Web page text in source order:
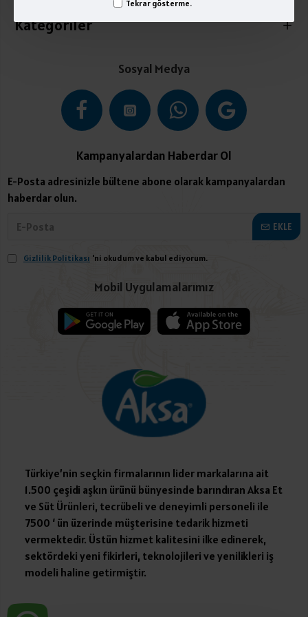
Tekrar gösterme.
Kategoriler
Sosyal Medya
Kampanyalardan Haberdar Ol
E-Posta adresinizle bültene abone olarak kampanyalardan
haberdar olun.
EKLE
Gizlilik Politikası 'ni okudum ve kabul ediyorum.
Mobil Uygulamalarımız
Türkiye’nin seçkin firmalarının lider markalarına ait
1.500 çeşidi aşkın ürünü bünyesinde barındıran Aksa Et
ve Süt Ürünleri, tecrübeli ve deneyimli personeli ile
7500 ‘ ün üzerinde müşterisine tedarik hizmeti
vermektedir. Üstün hizmet kalitesini ilke edinerek,
sektördeki yeni fikirleri, teknolojileri ve yenilikleri iş
modeli haline getirmiştir.